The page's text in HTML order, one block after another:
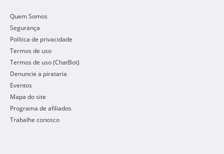
Quem Somos
Segurança
Política de privacidade
Termos de uso
Termos de uso (ChatBot)
Denuncie a pirataria
Eventos
Mapa do site
Programa de afiliados
Trabalhe conosco